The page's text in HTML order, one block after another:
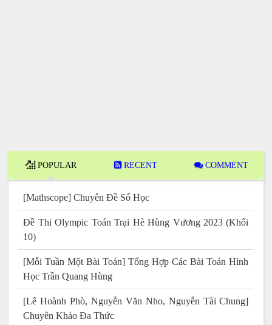
POPULAR RECENT COMMENT
[Mathscope] Chuyên Đề Số Học
Đề Thi Olympic Toán Trại Hè Hùng Vương 2023 (Khối
10)
[Mỗi Tuần Một Bài Toán] Tổng Hợp Các Bài Toán Hình
Học Trần Quang Hùng
[Lê Hoành Phò, Nguyễn Văn Nho, Nguyễn Tài Chung]
Chuyên Khảo Đa Thức